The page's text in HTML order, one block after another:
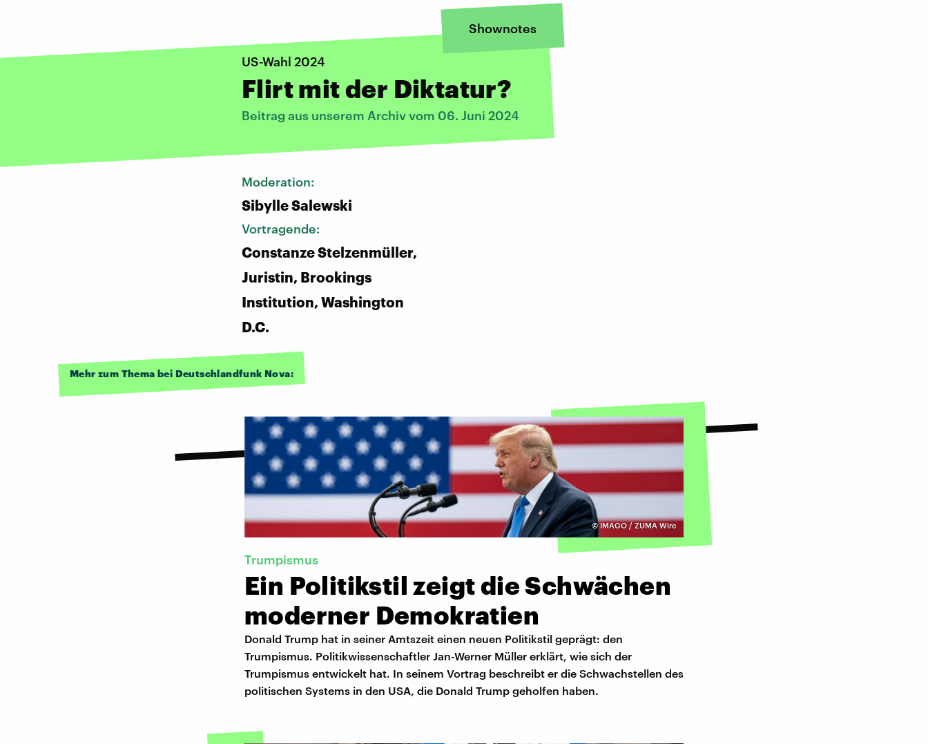
Shownotes
US-Wahl 2024
Flirt mit der Diktatur?
Beitrag aus unserem Archiv vom 06. Juni 2024
Moderation:
Sibylle Salewski
Vortragende:
Constanze Stelzenmüller,
Juristin, Brookings
Institution, Washington
D.C.
Mehr zum Thema bei Deutschlandfunk Nova:
©IMAGO / ZUMA Wire
Trumpismus
Ein Politikstil zeigt die Schwächen
moderner Demokratien
Donald Trump hat in seiner Amtszeit einen neuen Politikstil geprägt: den
Trumpismus. Politikwissenschaftler Jan-Werner Müller erklärt, wie sich der
Trumpismus entwickelt hat. In seinem Vortrag beschreibt er die Schwachstellen des
politischen Systems in den USA, die Donald Trump geholfen haben.